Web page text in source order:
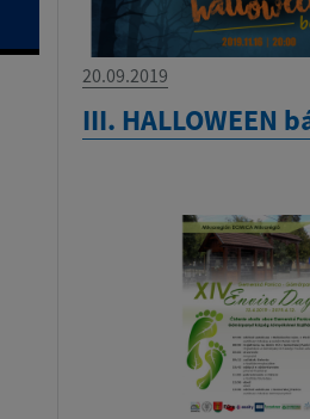
20.09.2019
III. HALLOWEEN